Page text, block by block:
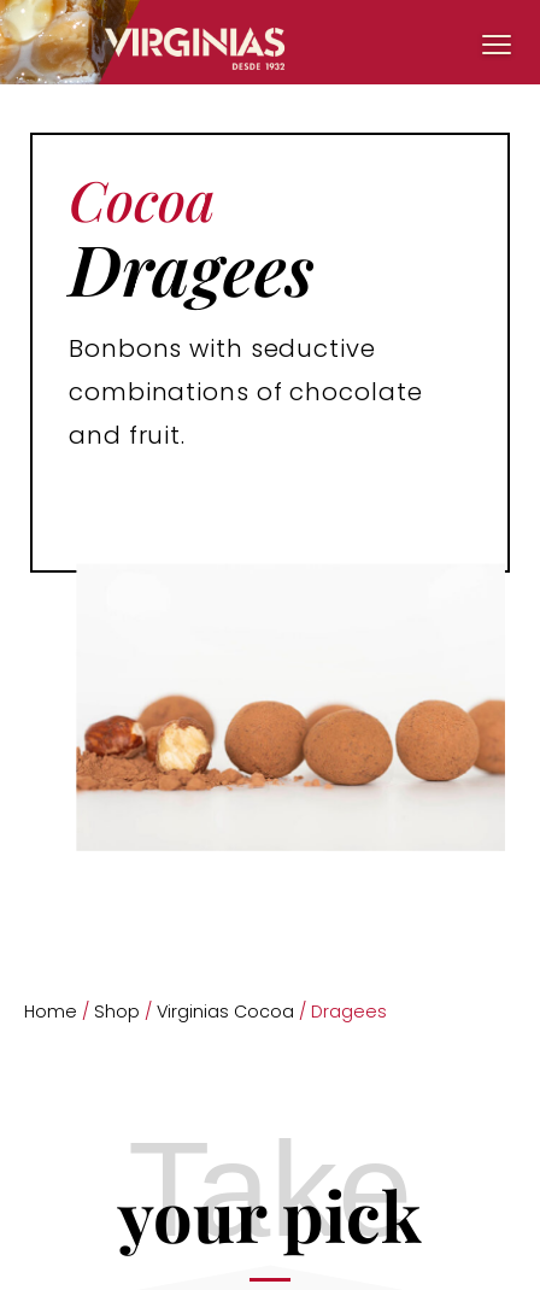
Cocoa
Dragees
Bonbons with seductive
combinations of chocolate
and fruit.
Home / Shop / Virginias Cocoa / Dragees
Take
your pick